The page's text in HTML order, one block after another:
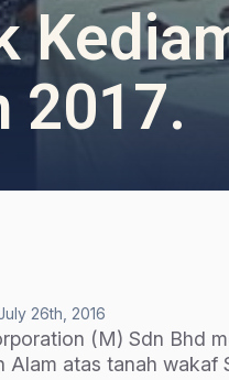
2017.
26th, 2016
(M) Sdn Bhd
Alam atas tanah wakaf